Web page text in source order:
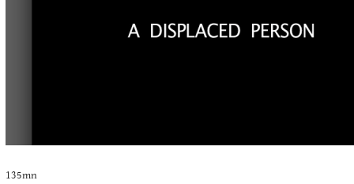
135mn